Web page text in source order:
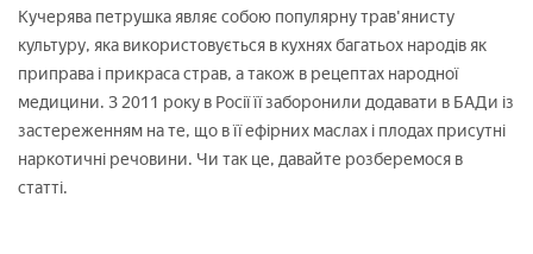
Кучерява петрушка являє собою популярну трав'янисту
культуру, яка використовується в кухнях багатьох народів як
приправа і прикраса страв, а також в рецептах народної
медицини. З 2011 року в Росії її заборонили додавати в БАДи із
застереженням на те, що в її ефірних маслах і плодах присутні
наркотичні речовини. Чи так це, давайте розберемося в
статті.